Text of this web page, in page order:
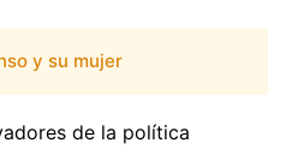
y su mujer
de la política